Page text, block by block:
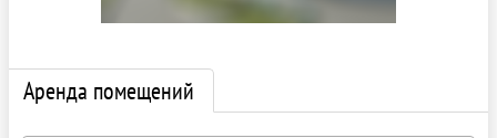
Аренда помещений